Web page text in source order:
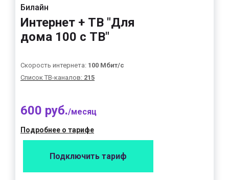
Билайн
Интернет + ТВ "Для
дома 100 с ТВ"
Скорость интернета: 100 Мбит/с
Список ТВ-каналов: 215
600 руб./месяц
Подробнее о тарифе
Подключить тариф